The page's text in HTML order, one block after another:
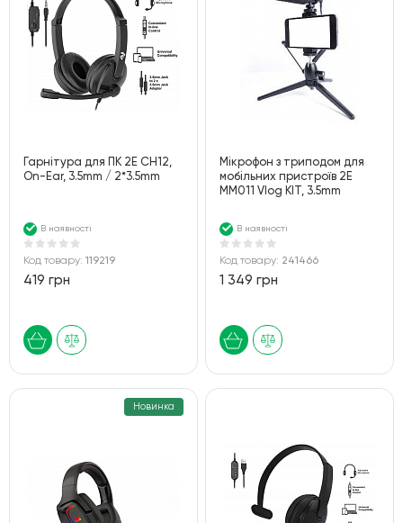
Гарнітура для ПК 2E CH12,
On-Ear, 3.5mm / 2*3.5mm
В наявності
Код товару: 119219
419 грн
Мікрофон з триподом для
мобільних пристроїв 2Е
MM011 Vlog KIT, 3.5mm
В наявності
Код товару: 241466
1 349 грн
Новинка